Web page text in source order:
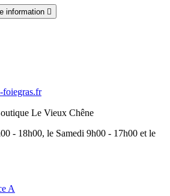
information 
foiegras.fr
Le Vieux Chêne
- 18h00, le Samedi 9h00 - 17h00 et le
A